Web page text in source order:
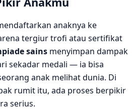
Pantang Menyerah
yang Sering Tidak Disadari
Berpikir Kritis dan Kreatif
Perspektif Baru
anaknya ke
tergiur trofi atau sertifikat
sains menyimpan dampak
sekadar medali — ia bisa
anak melihat dunia. Di
rumit itu, ada proses berpikir
serius.